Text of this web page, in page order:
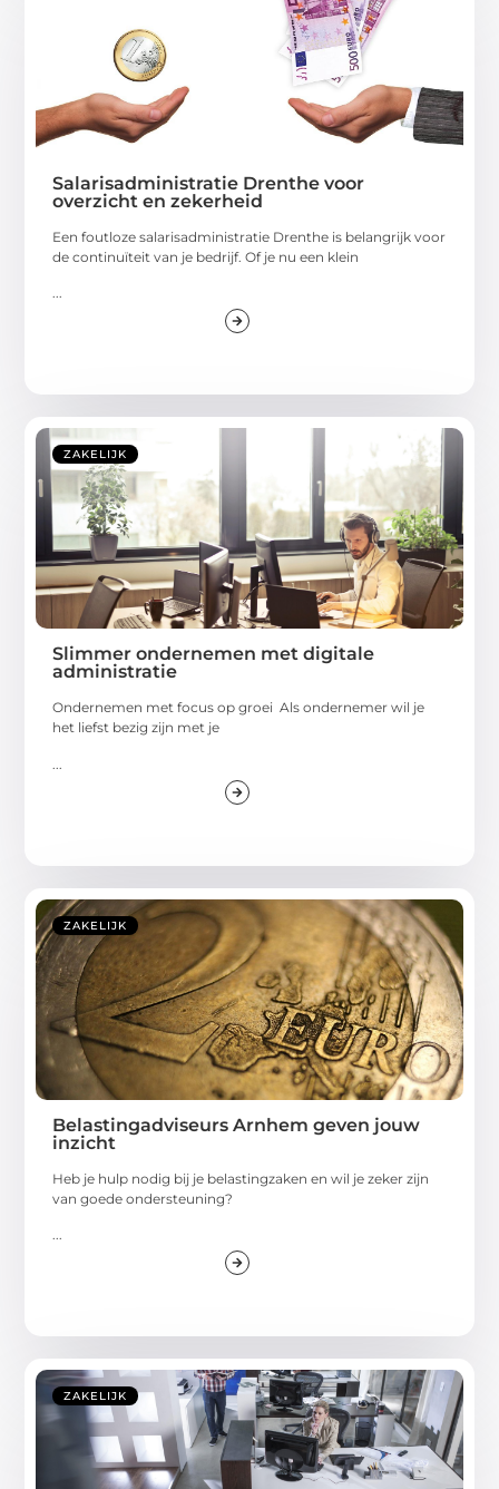
Salarisadministratie Drenthe voor
overzicht en zekerheid
Een foutloze salarisadministratie Drenthe is belangrijk voor
de continuïteit van je bedrijf. Of je nu een klein
...
ZAKELIJK
Slimmer ondernemen met digitale
administratie
Ondernemen met focus op groei Als ondernemer wil je
het liefst bezig zijn met je
ZAKELIJK
Belastingadviseurs Arnhem geven jouw
inzicht
Heb je hulp nodig bij je belastingzaken en wil je zeker zijn
van goede ondersteuning?
...
ZAKELIJK